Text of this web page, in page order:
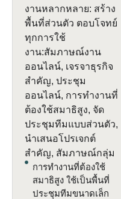
งานหลากหลาย: สร้าง
พื้นที่ส่วนตัว ตอบโจทย์
ทุกการใช้
งาน:สัมภาษณ์งาน
ออนไลน์, เจรจาธุรกิจ
สำคัญ, ประชุม
ออนไลน์, การทำงานที่
ต้องใช้สมาธิสูง, จัด
ประชุมทีมแบบส่วนตัว,
นำเสนอโปรเจกต์
สำคัญ, สัมภาษณ์กลุ่ม
การทำงานที่ต้องใช้
สมาธิสูงใช้เป็นพื้นที่
ประชุมทีมขนาดเล็ก